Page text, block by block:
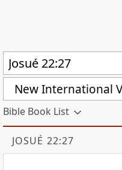
New International
Bible Book List
JOSUÉ 22:27